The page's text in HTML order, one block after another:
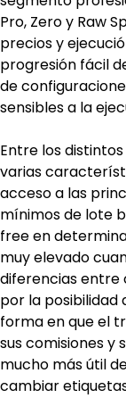
Pro, Zero y Raw
precios y
progresión fácil
de
sensibles a la
Entre los
varias
acceso a las
mínimos de lote
free en
muy elevado
diferencias entre
por la posibilidad
forma en que el
sus comisiones y
mucho más útil
cambiar